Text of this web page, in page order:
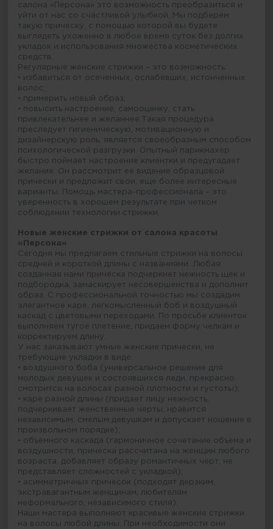
салона «Персона» это возможность преобразиться и
уйти от нас со счастливой улыбкой. Мы подберем
такую прическу, с помощью которой вы будете
выглядеть ухоженно в любое время суток без долгих
укладок и использования множества косметических
средств.
Регулярные женские стрижки – это возможность:
• избавиться от осеченных, ослабевших, истонченных
волос;
• примерить новый образ;
• повысить настроение, самооценку, стать
привлекательнее и желаннее.Такая процедура
преследует гигиеническую, мотивационную и
дизайнерскую роль, является своеобразным способом
психологической разгрузки. Опытный парикмахер
быстро поймает настроение клиентки и предугадает
желание. Он рассмотрит ее видение образцовой
прически и предложит свои, еще более интересные
варианты. Помощь мастера-профессионала – это
уверенность в хорошем результате при четком
соблюдении технологии стрижки.
Новые женские стрижки от салона красоты
«Персона»
Сегодня мы предлагаем стильные стрижки на волосы
средней и короткой длины с названиями. Любая
созданная нами прическа подчеркнет нежность щек и
подбородка, замаскирует несовершенства и дополнит
образ. С профессиональной точностью мы создадим
элегантное каре, легкомысленный боб и воздушный
каскад с цветовыми переходами. По просьбе клиенток
выполняем тугое плетение, придаем форму челкам и
корректируем длину.
У нас заказывают умные женские прически, не
требующие укладки в виде:
• воздушного боба (универсальное решение для
молодых девушек и состоявшихся леди, прекрасно
смотрится на волосах разной плотности и густоты);
• каре разной длины (придает лицу нежность,
подчеркивает женственные черты, нравится
независимым, смелым девушкам и допускает ношение в
произвольном порядке);
• объемного каскада (гармоничное сочетание объема и
воздушности, прическа рассчитана на женщин любого
возраста, добавляет образу романтичных черт, не
представляет сложностей с укладкой);
• асимметричных причесок (подходят дерзким,
экстравагантным женщинам, любителям
неформального, независимого стиля).
Наши мастера выполняют красивые женские стрижки
на волосы любой длины. При необходимости они